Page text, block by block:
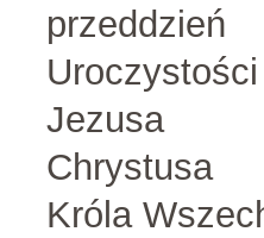
przeddzień
Uroczystości
Jezusa
Chrystusa
Króla